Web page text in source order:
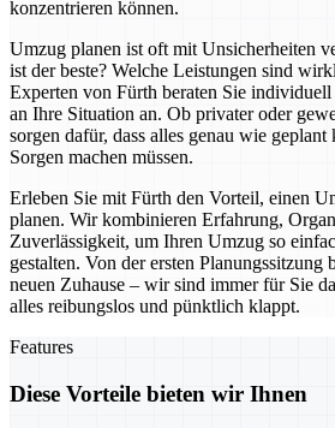
konzentrieren können.
Umzug planen ist oft mit Unsicherheiten
ist der beste? Welche Leistungen sind
Experten von Fürth beraten Sie individuell
an Ihre Situation an. Ob privater oder
sorgen dafür, dass alles genau wie geplant
Sorgen machen müssen.
Erleben Sie mit Fürth den Vorteil, einen
planen. Wir kombinieren Erfahrung,
Zuverlässigkeit, um Ihren Umzug so
gestalten. Von der ersten Planungssitzung
neuen Zuhause – wir sind immer für Sie
alles reibungslos und pünktlich klappt.
Features
Diese Vorteile bieten wir Ihnen